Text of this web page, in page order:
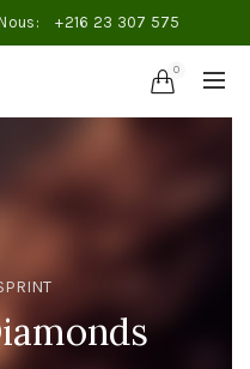
+216 23 307 575
0